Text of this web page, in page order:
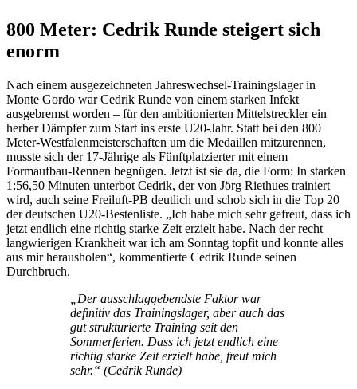
800 Meter: Cedrik Runde steigert sich
enorm
Nach einem ausgezeichneten Jahreswechsel-Trainingslager in
Monte Gordo war Cedrik Runde von einem starken Infekt
ausgebremst worden – für den ambitionierten Mittelstreckler ein
herber Dämpfer zum Start ins erste U20-Jahr. Statt bei den 800
Meter-Westfalenmeisterschaften um die Medaillen mitzurennen,
musste sich der 17-Jährige als Fünftplatzierter mit einem
Formaufbau-Rennen begnügen. Jetzt ist sie da, die Form: In starken
1:56,50 Minuten unterbot Cedrik, der von Jörg Riethues trainiert
wird, auch seine Freiluft-PB deutlich und schob sich in die Top 20
der deutschen U20-Bestenliste. „Ich habe mich sehr gefreut, dass ich
jetzt endlich eine richtig starke Zeit erzielt habe. Nach der recht
langwierigen Krankheit war ich am Sonntag topfit und konnte alles
aus mir herausholen“, kommentierte Cedrik Runde seinen
Durchbruch.
„Der ausschlaggebendste Faktor war
definitiv das Trainingslager, aber auch das
gut strukturierte Training seit den
Sommerferien. Dass ich jetzt endlich eine
richtig starke Zeit erzielt habe, freut mich
sehr.“ (Cedrik Runde)